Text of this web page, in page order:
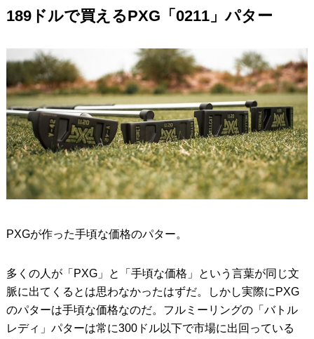
189ドルで買えるPXG「0211」パター
PXGが作った手頃な価格のパター。
多くの人が「PXG」と「手頃な価格」という言葉が同じ文
脈に出てくるとは思わなかったはずだ。しかし実際にPXG
のパターは手頃な価格なのだ。フルミーリングの「バトル
レディ」パターは常に300ドル以下で市場に出回っている